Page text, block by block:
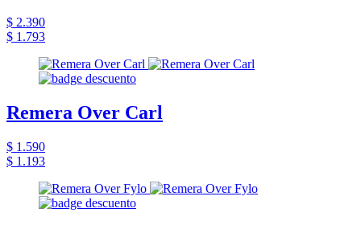
$ 2.390
$ 1.793
Remera Over Carl
$ 1.590
$ 1.193